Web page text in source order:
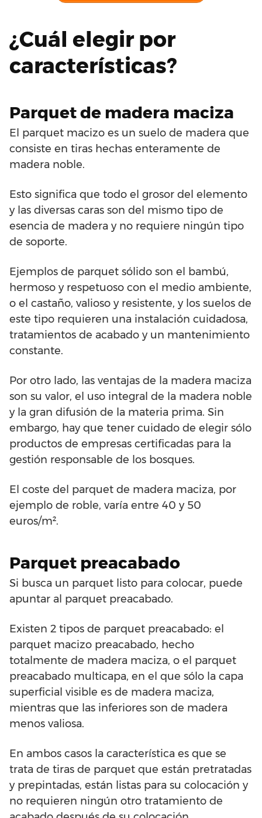
¿Cuál elegir por
características?
Parquet de madera maciza
El parquet macizo es un suelo de madera que
consiste en tiras hechas enteramente de
madera noble.
Esto significa que todo el grosor del elemento
y las diversas caras son del mismo tipo de
esencia de madera y no requiere ningún tipo
de soporte.
Ejemplos de parquet sólido son el bambú,
hermoso y respetuoso con el medio ambiente,
o el castaño, valioso y resistente, y los suelos de
este tipo requieren una instalación cuidadosa,
tratamientos de acabado y un mantenimiento
constante.
Por otro lado, las ventajas de la madera maciza
son su valor, el uso integral de la madera noble
y la gran difusión de la materia prima. Sin
embargo, hay que tener cuidado de elegir sólo
productos de empresas certificadas para la
gestión responsable de los bosques.
El coste del parquet de madera maciza, por
ejemplo de roble, varía entre 40 y 50
euros/m².
Parquet preacabado
Si busca un parquet listo para colocar, puede
apuntar al parquet preacabado.
Existen 2 tipos de parquet preacabado: el
parquet macizo preacabado, hecho
totalmente de madera maciza, o el parquet
preacabado multicapa, en el que sólo la capa
superficial visible es de madera maciza,
mientras que las inferiores son de madera
menos valiosa.
En ambos casos la característica es que se
trata de tiras de parquet que están pretratadas
y prepintadas, están listas para su colocación y
no requieren ningún otro tratamiento de